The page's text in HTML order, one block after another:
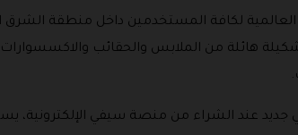
أكبر عدد من الماركات العالمية لكافة المستخدمين داخل
هائلة من الملابس والحقائب
عند الشراء من منصة سيفي الإلكترونية،